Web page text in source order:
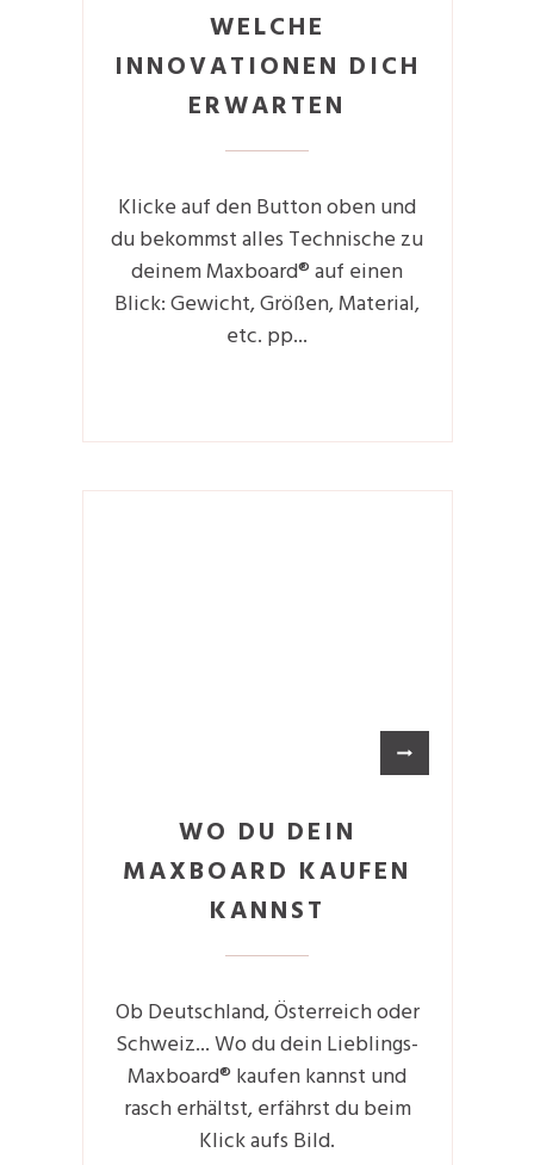
WELCHE
INNOVATIONEN DICH
ERWARTEN
Klicke auf den Button oben und
du bekommst alles Technische zu
deinem Maxboard® auf einen
Blick: Gewicht, Größen, Material,
etc. pp...
WO DU DEIN
MAXBOARD KAUFEN
KANNST
Ob Deutschland, Österreich oder
Schweiz... Wo du dein Lieblings-
Maxboard® kaufen kannst und
rasch erhältst, erfährst du beim
Klick aufs Bild.